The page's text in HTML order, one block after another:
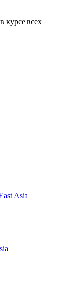
курсе всех
Asia